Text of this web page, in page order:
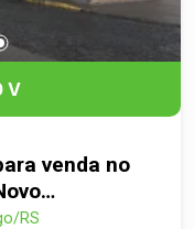
V
venda no
RS